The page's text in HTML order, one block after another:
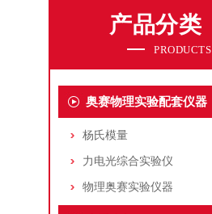
产品分类
PRODUCTS
奥赛物理实验配套仪器
杨氏模量
力电光综合实验仪
物理奥赛实验仪器